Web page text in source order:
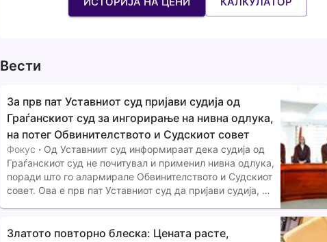
Вести
За прв пат Уставниот суд пријави судија од
Граѓанскиот суд за ингорирање на нивна одлука,
на потег Обвинителството и Судскиот совет
Фокус · Од Уставниит суд информираат дека судија од
Граѓанскиот суд не почитувал и применил нивна одлука,
поради што го алармирале Обвинителството и Судскиот
совет. Ова е прв пат Уставниот суд да пријави судија, а
Златото повторно блеска: Цената расте,